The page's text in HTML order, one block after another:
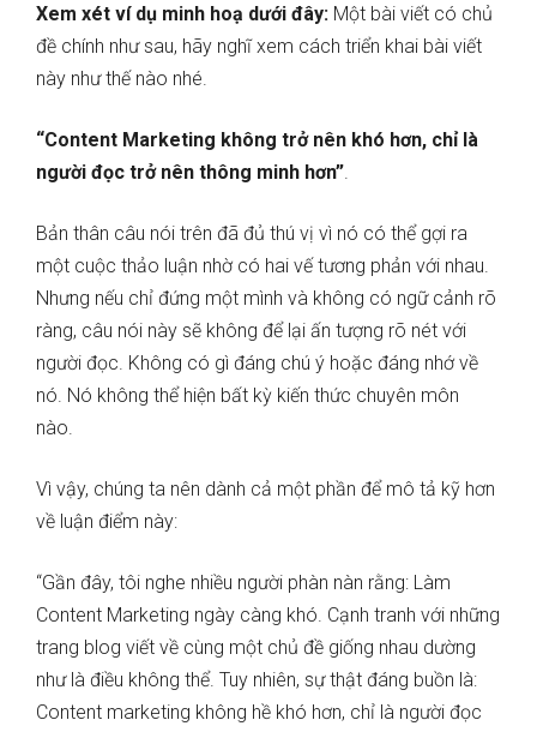
Xem xét ví dụ minh hoạ dưới đây: Một bài viết có chủ
đề chính như sau, hãy nghĩ xem cách triển khai bài viết
này như thế nào nhé.
“Content Marketing không trở nên khó hơn, chỉ là
người đọc trở nên thông minh hơn”.
Bản thân câu nói trên đã đủ thú vị vì nó có thể gợi ra
một cuộc thảo luận nhờ có hai vế tương phản với nhau.
Nhưng nếu chỉ đứng một mình và không có ngữ cảnh rõ
ràng, câu nói này sẽ không để lại ấn tượng rõ nét với
người đọc. Không có gì đáng chú ý hoặc đáng nhớ về
nó. Nó không thể hiện bất kỳ kiến ​​thức chuyên môn
nào.
Vì vậy, chúng ta nên dành cả một phần để mô tả kỹ hơn
về luận điểm này:
“Gần đây, tôi nghe nhiều người phàn nàn rằng: Làm
Content Marketing ngày càng khó. Cạnh tranh với những
trang blog viết về cùng một chủ đề giống nhau dường
như là điều không thể. Tuy nhiên, sự thật đáng buồn là:
Content marketing không hề khó hơn, chỉ là người đọc